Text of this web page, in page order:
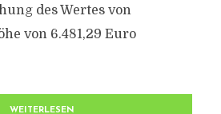
des Wertes von
von 6.481,29 Euro
WEITERLESEN